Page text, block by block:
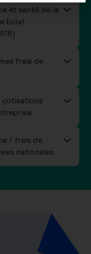
et santé de la
Eclat
frais de
cotisations
/ frais de
nationales